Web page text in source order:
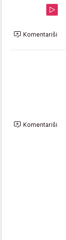
Komentariši
Komentariši